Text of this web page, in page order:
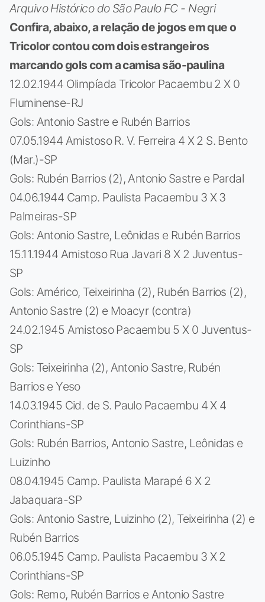
Arquivo Histórico do São Paulo FC - Negri
Confira, abaixo, a relação de jogos em que o
Tricolor contou com dois estrangeiros
marcando gols com a camisa são-paulina
12.02.1944 Olimpíada Tricolor Pacaembu 2 X 0
Fluminense-RJ
Gols: Antonio Sastre e Rubén Barrios
07.05.1944 Amistoso R. V. Ferreira 4 X 2 S. Bento
(Mar.)-SP
Gols: Rubén Barrios (2), Antonio Sastre e Pardal
04.06.1944 Camp. Paulista Pacaembu 3 X 3
Palmeiras-SP
Gols: Antonio Sastre, Leônidas e Rubén Barrios
15.11.1944 Amistoso Rua Javari 8 X 2 Juventus-
SP
Gols: Américo, Teixeirinha (2), Rubén Barrios (2),
Antonio Sastre (2) e Moacyr (contra)
24.02.1945 Amistoso Pacaembu 5 X 0 Juventus-
SP
Gols: Teixeirinha (2), Antonio Sastre, Rubén
Barrios e Yeso
14.03.1945 Cid. de S. Paulo Pacaembu 4 X 4
Corinthians-SP
Gols: Rubén Barrios, Antonio Sastre, Leônidas e
Luizinho
08.04.1945 Camp. Paulista Marapé 6 X 2
Jabaquara-SP
Gols: Antonio Sastre, Luizinho (2), Teixeirinha (2) e
Rubén Barrios
06.05.1945 Camp. Paulista Pacaembu 3 X 2
Corinthians-SP
Gols: Remo, Rubén Barrios e Antonio Sastre